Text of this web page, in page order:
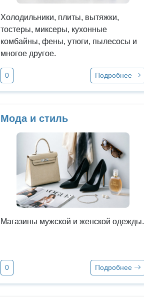
Холодильники, плиты, вытяжки,
тостеры, миксеры, кухонные
комбайны, фены, утюги, пылесосы и
многое другое.
0 Подробнее
Мода и стиль
Магазины мужской и женской одежды.
0 Подробнее